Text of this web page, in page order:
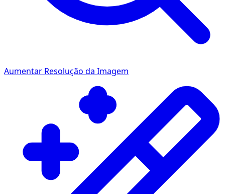
Aumentar Resolução da Imagem